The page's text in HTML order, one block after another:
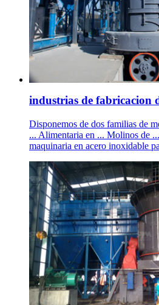
industrias de fabricacion
Disponemos de dos familias de
... Alimentaria en ... Molinos de
maquinaria en acero inoxidable